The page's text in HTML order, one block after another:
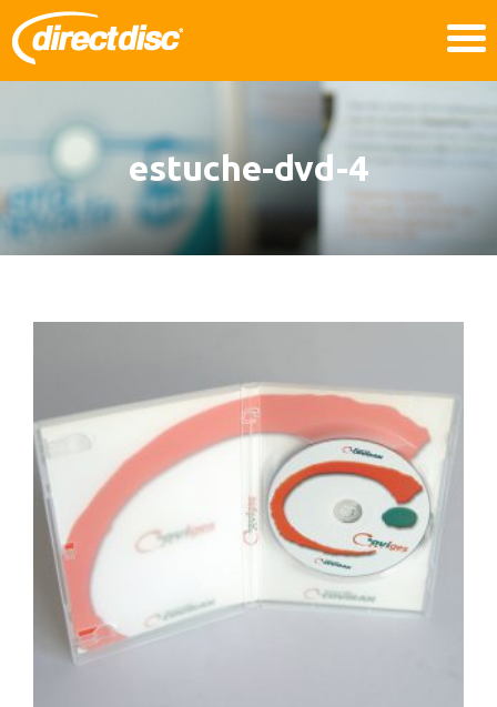
estuche-dvd-4